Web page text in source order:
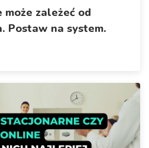
zależeć od
Postaw na system.